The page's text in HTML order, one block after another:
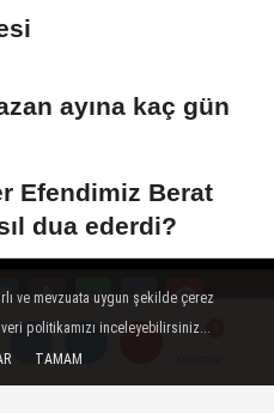
ayına kaç gün
Efendimiz Berat
dua ederdi?
İletişim
ve mevzuata uygun şekilde çerez
politikamızı inceleyebilirsiniz...
TAMAM